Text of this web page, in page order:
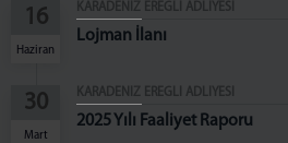
16
Haziran
KARADENİZ EREĞLİ ADLİYESİ
Lojman İlanı
30
Mart
KARADENİZ EREĞLİ ADLİYESİ
2025 Yılı Faaliyet Raporu